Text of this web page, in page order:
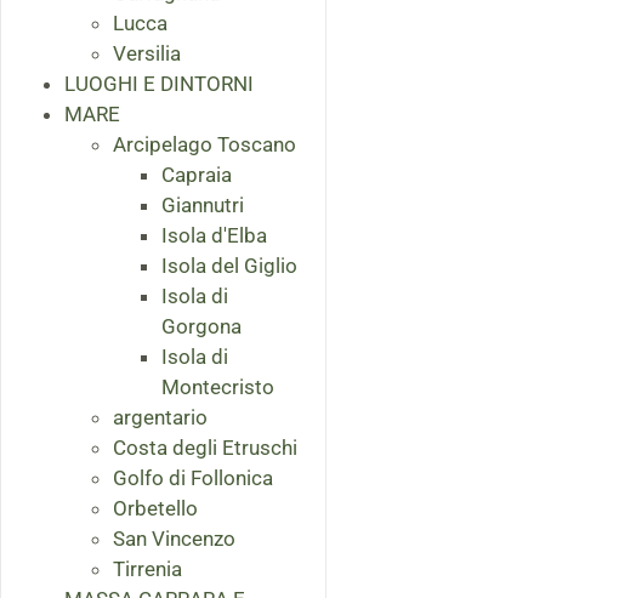
Lucca
Versilia
LUOGHI E DINTORNI
MARE
Arcipelago Toscano
Capraia
Giannutri
Isola d'Elba
Isola del Giglio
Isola di
Gorgona
Isola di
Montecristo
argentario
Costa degli Etruschi
Golfo di Follonica
Orbetello
San Vincenzo
Tirrenia